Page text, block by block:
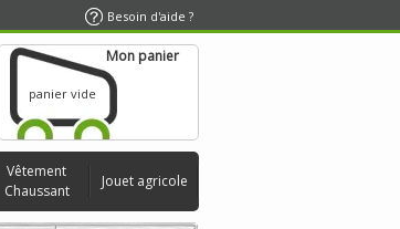
Besoin d'aide ?
Mon panier
panier vide
Vêtement
Chaussant
Jouet agricole